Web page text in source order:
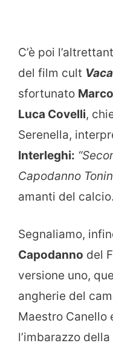
C’è poi
del film cult
sfortunato
Luca Covelli,
Serenella,
Interleghi:
Capodanno
amanti del calcio.
Segnaliamo,
Capodanno del
versione uno,
angherie del
Maestro Canello
l’imbarazzo